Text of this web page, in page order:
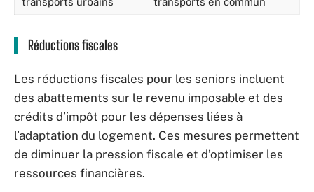
Réductions fiscales
Les réductions fiscales pour les seniors incluent
des abattements sur le revenu imposable et des
crédits d’impôt pour les dépenses liées à
l’adaptation du logement. Ces mesures permettent
de diminuer la pression fiscale et d’optimiser les
ressources financières.